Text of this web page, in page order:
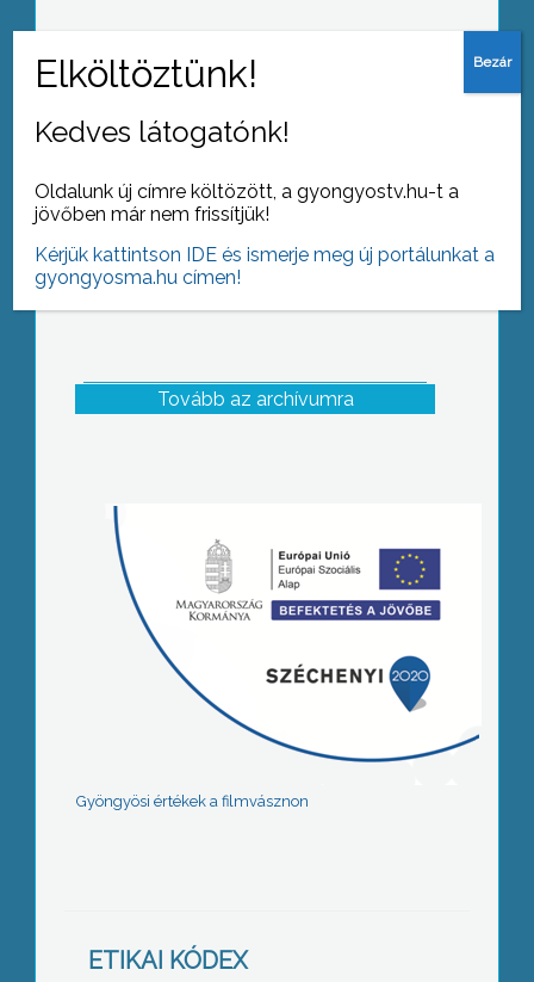
„Egészséges életmód és egészséges
táplálkozás a Kálváriában”.
Tovább az archívumra
Gyöngyösi értékek a filmvásznon
ETIKAI KÓDEX
Kedves látogatónk!
Oldalunk új címre költözött, a gyongyostv.hu-t a
jövőben már nem frissítjük!
Kérjük kattintson IDE és ismerje meg új portálunkat a
gyongyosma.hu címen!